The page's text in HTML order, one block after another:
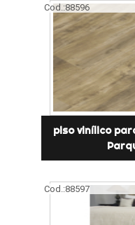
Cod.:88596
piso vinílico
Cod.:88597